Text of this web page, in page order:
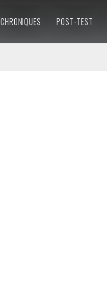
CHRONIQUES POST-TEST